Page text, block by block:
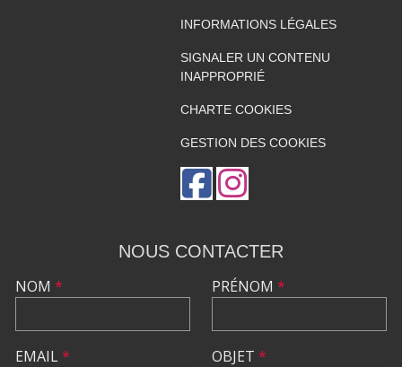
INFORMATIONS LÉGALES
SIGNALER UN CONTENU
INAPPROPRIÉ
CHARTE COOKIES
GESTION DES COOKIES
NOUS CONTACTER
NOM *
EMAIL*
PRÉNOM *
OBJET *